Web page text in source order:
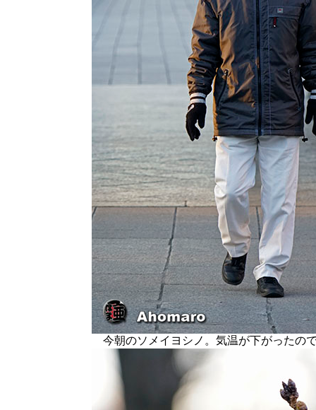
今朝のソメイヨシノ。気温が下がった